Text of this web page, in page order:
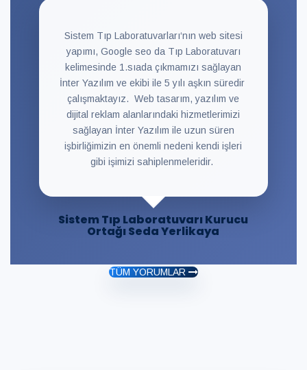
Sistem Tıp Laboratuvarları‘nın web sitesi
yapımı, Google seo da Tıp Laboratuvarı
kelimesinde 1.sıada çıkmamızı sağlayan
İnter Yazılım ve ekibi ile 5 yılı aşkın süredir
çalışmaktayız. Web tasarım, yazılım ve
dijital reklam alanlarındaki hizmetlerimizi
sağlayan İnter Yazılım ile uzun süren
işbirliğimizin en önemli nedeni kendi işleri
gibi işimizi sahiplenmeleridir.
Sistem Tıp Laboratuvarı Kurucu
Ortağı Seda Yerlikaya
TÜM YORUMLAR